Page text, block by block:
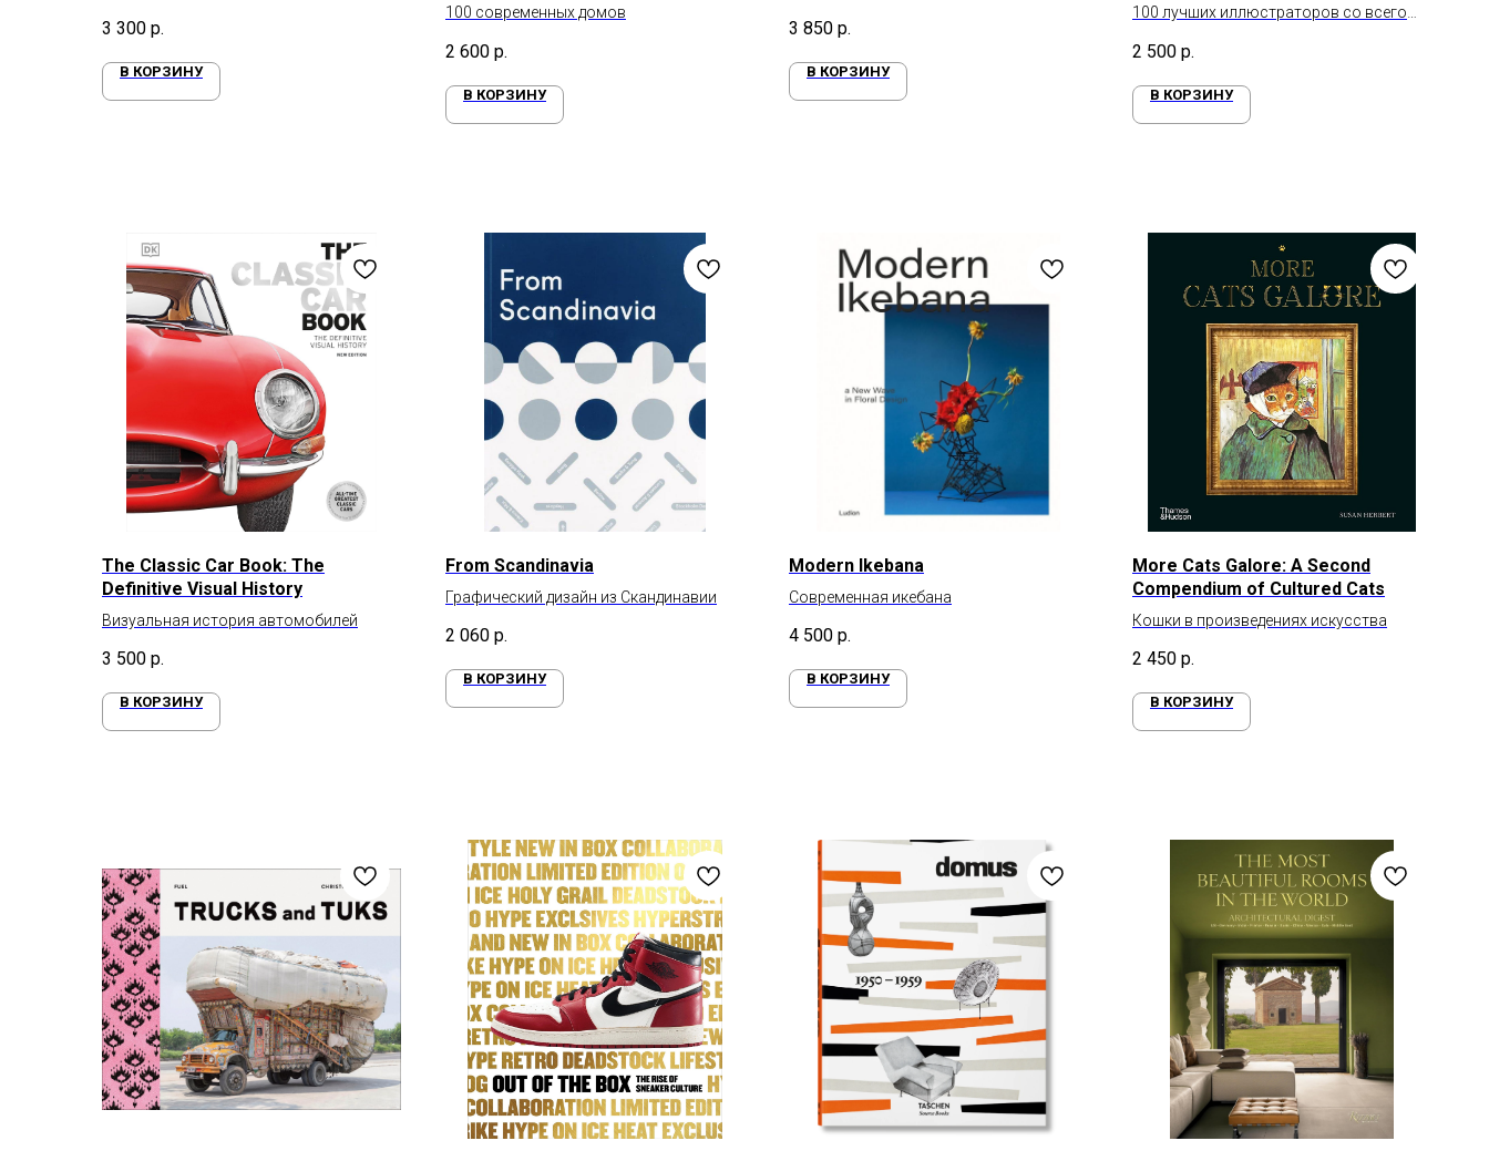
одежды
3 300 р.
В КОРЗИНУ
100 современных домов
2 600 р.
В КОРЗИНУ
3 850 р.
В КОРЗИНУ
100 лучших иллюстраторов со всего
2 500 р.
В КОРЗИНУ
The Classic Car Book: The
Definitive Visual History
Визуальная история автомобилей
3 500 р.
В КОРЗИНУ
From Scandinavia
Графический дизайн из Скандинавии
2 060 р.
В КОРЗИНУ
Modern Ikebana
Современная икебана
4 500 р.
В КОРЗИНУ
More Cats Galore: A Second
Compendium of Cultured Cats
Кошки в произведениях искусства
2 450 р.
В КОРЗИНУ